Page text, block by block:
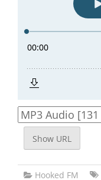
Show URL
Hooked FM